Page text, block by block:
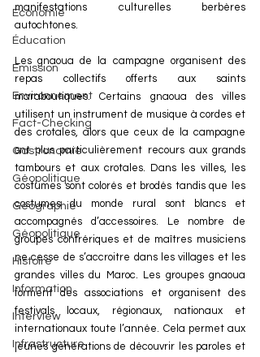
Économie
Éducation
Émission
Environnement
Fact-Checking
Gastronomie
Géopolitique
Géographie
Géopolitique
Histoire
Information
Interview
Infrastructure
manifestations culturelles berbères
autochtones.
Les gnaoua de la campagne organisent des
repas collectifs offerts aux saints
maraboutiques. Certains gnaoua des villes
utilisent un instrument de musique à cordes et
des crotales, alors que ceux de la campagne
ont plus particulièrement recours aux grands
tambours et aux crotales. Dans les villes, les
costumes sont colorés et brodés tandis que les
costumes du monde rural sont blancs et
accompagnés d’accessoires. Le nombre de
groupes confrériques et de maîtres musiciens
ne cesse de s’accroitre dans les villages et les
grandes villes du Maroc. Les groupes gnaoua
forment des associations et organisent des
festivals locaux, régionaux, nationaux et
internationaux toute l’année. Cela permet aux
jeunes générations de découvrir les paroles et